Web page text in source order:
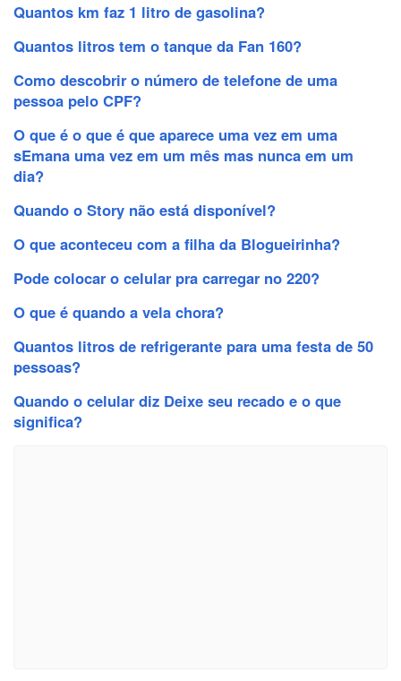
Quantos km faz 1 litro de gasolina?
Quantos litros tem o tanque da Fan 160?
Como descobrir o número de telefone de uma
pessoa pelo CPF?
O que é o que é que aparece uma vez em uma
sEmana uma vez em um mês mas nunca em um
dia?
Quando o Story não está disponível?
O que aconteceu com a filha da Blogueirinha?
Pode colocar o celular pra carregar no 220?
O que é quando a vela chora?
Quantos litros de refrigerante para uma festa de 50
pessoas?
Quando o celular diz Deixe seu recado e o que
significa?